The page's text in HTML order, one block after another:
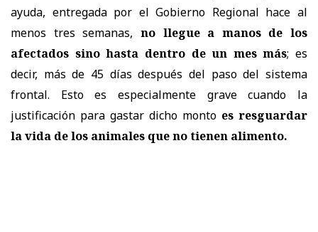
ayuda, entregada por el Gobierno Regional hace al
menos tres semanas, no llegue a manos de los
afectados sino hasta dentro de un mes más; es
decir, más de 45 días después del paso del sistema
frontal. Esto es especialmente grave cuando la
justificación para gastar dicho monto es resguardar
la vida de los animales que no tienen alimento.